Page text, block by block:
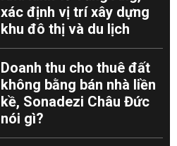
xác định vị trí xây dựng
khu đô thị và du lịch
Doanh thu cho thuê đất
không bằng bán nhà liền
kề, Sonadezi Châu Đức
nói gì?